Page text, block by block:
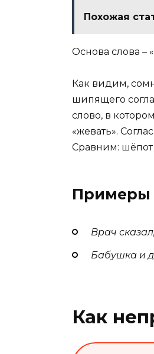
Похожая
Основа слова –
Как видим,
шипящего
слово, в
«жевать».
Сравним: шёпот
Примеры
Врач
Бабушка и
Как